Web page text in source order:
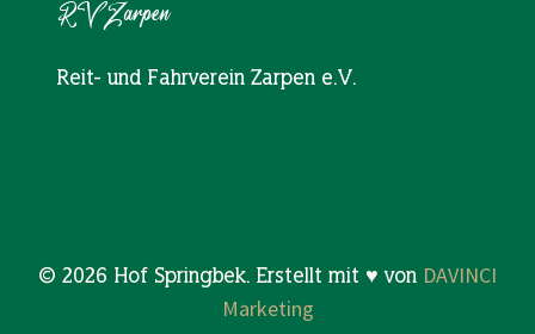
RV Zarpen
Reit- und Fahrverein Zarpen e.V.
© 2026 Hof Springbek. Erstellt mit ♥️ von DAVINCI
Marketing